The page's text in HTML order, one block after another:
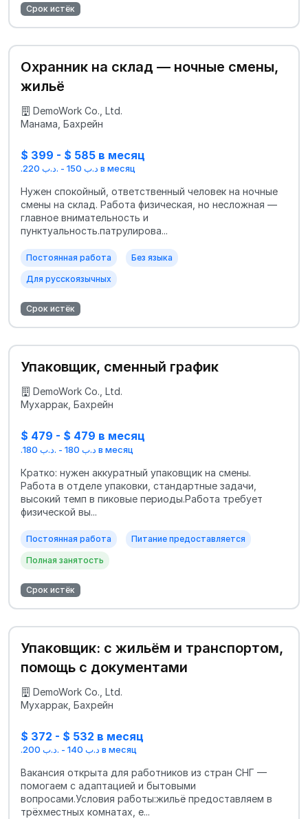
Срок истёк
Охранник на склад — ночные смены,
жильё
DemoWork Co., Ltd.
Манама, Бахрейн
$ 399 - $ 585 в месяц
.د.ب 150 - .د.ب 220 в месяц
Нужен спокойный, ответственный человек на ночные
смены на склад. Работа физическая, но несложная —
главное внимательность и
пунктуальность.патрулирова...
Постоянная работа Без языка
Для русскоязычных
Срок истёк
Упаковщик, сменный график
DemoWork Co., Ltd.
Мухаррак, Бахрейн
$ 479 - $ 479 в месяц
.د.ب 180 - .د.ب 180 в месяц
Кратко: нужен аккуратный упаковщик на смены.
Работа в отделе упаковки, стандартные задачи,
высокий темп в пиковые периоды.Работа требует
физической вы...
Постоянная работа Питание предоставляется
Полная занятость
Срок истёк
Упаковщик: с жильём и транспортом,
помощь с документами
DemoWork Co., Ltd.
Мухаррак, Бахрейн
$ 372 - $ 532 в месяц
.د.ب 140 - .د.ب 200 в месяц
Вакансия открыта для работников из стран СНГ —
помогаем с адаптацией и бытовыми
вопросами.Условия работы:жильё предоставляем в
трёхместных комнатах, е...